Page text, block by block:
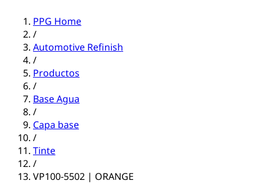
PPG Home
/
Automotive Refinish
/
Productos
/
Base Agua
/
Capa base
/
Tinte
/
VP100-5502 | ORANGE